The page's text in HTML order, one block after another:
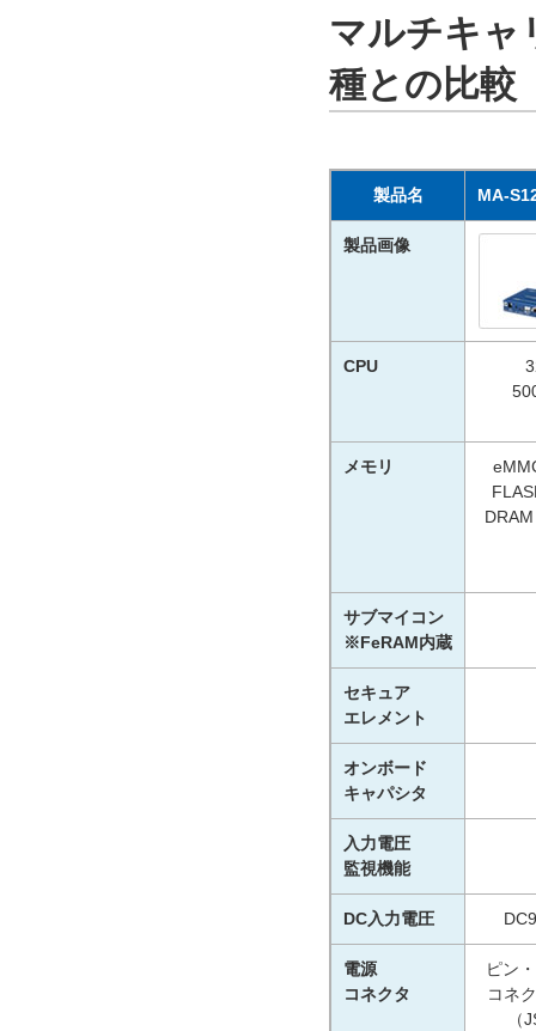
マルチキャ
種との比較
製品名 MA-
製品画像
CPU
メモリ
サブマイコン
※FeRAM内蔵
セキュア
エレメント
オンボード
キャパシタ
入力電圧
監視機能
DC入力電圧
電源
コネクタ
ピン
コネ
（